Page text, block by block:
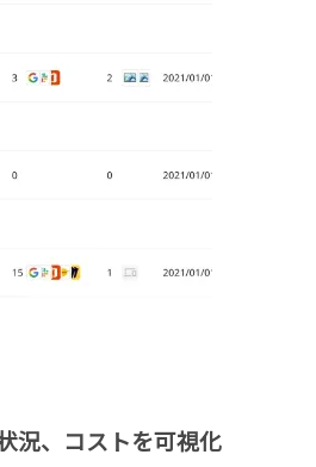
況、コストを可視化